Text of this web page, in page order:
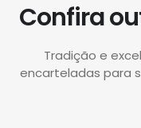
Confira
Tradição e
encarteladas para